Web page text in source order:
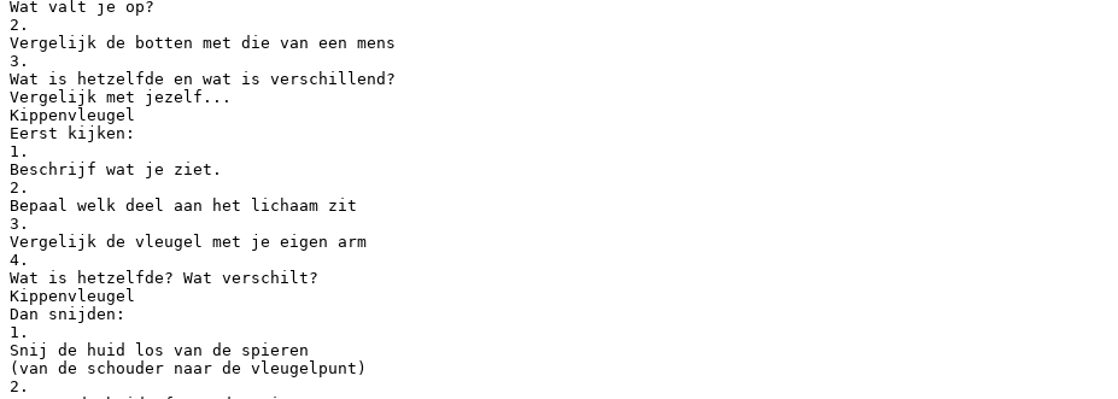
Wat valt je op?
2.
Vergelijk de botten met die van een mens
3.
Wat is hetzelfde en wat is verschillend?
Vergelijk met jezelf...
Kippenvleugel
Eerst kijken:
1.
Beschrijf wat je ziet.
2.
Bepaal welk deel aan het lichaam zit
3.
Vergelijk de vleugel met je eigen arm
4.
Wat is hetzelfde? Wat verschilt?
Kippenvleugel
Dan snijden:
1.
Snij de huid los van de spieren
(van de schouder naar de vleugelpunt)
2.